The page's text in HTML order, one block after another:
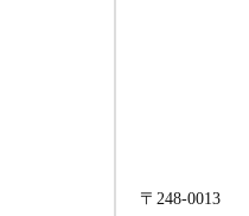
〒248-0013